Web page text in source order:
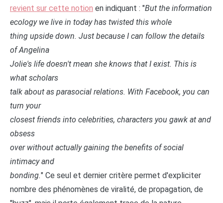
revient sur cette notion en indiquant : "But the information
ecology we live in today has twisted this whole
thing upside down. Just because I can follow the details
of Angelina
Jolie's life doesn't mean she knows that I exist. This is
what scholars
talk about as parasocial relations. With Facebook, you can
turn your
closest friends into celebrities, characters you gawk at and
obsess
over without actually gaining the benefits of social
intimacy and
bonding." Ce seul et dernier critère permet d'expliciter
nombre des phénomènes de viralité, de propagation, de